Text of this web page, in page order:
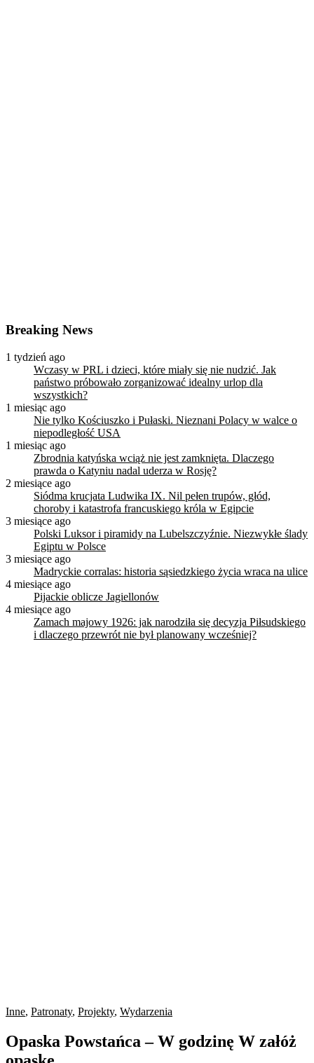
Breaking News
1 tydzień ago
Wczasy w PRL i dzieci, które miały się nie nudzić. Jak
państwo próbowało zorganizować idealny urlop dla
wszystkich?
1 miesiąc ago
Nie tylko Kościuszko i Pułaski. Nieznani Polacy w walce o
niepodległość USA
1 miesiąc ago
Zbrodnia katyńska wciąż nie jest zamknięta. Dlaczego
prawda o Katyniu nadal uderza w Rosję?
2 miesiące ago
Siódma krucjata Ludwika IX. Nil pełen trupów, głód,
choroby i katastrofa francuskiego króla w Egipcie
3 miesiące ago
Polski Luksor i piramidy na Lubelszczyźnie. Niezwykłe ślady
Egiptu w Polsce
3 miesiące ago
Madryckie corralas: historia sąsiedzkiego życia wraca na ulice
4 miesiące ago
Pijackie oblicze Jagiellonów
4 miesiące ago
Zamach majowy 1926: jak narodziła się decyzja Piłsudskiego
i dlaczego przewrót nie był planowany wcześniej?
Inne, Patronaty, Projekty, Wydarzenia
Opaska Powstańca – W godzinę W załóż